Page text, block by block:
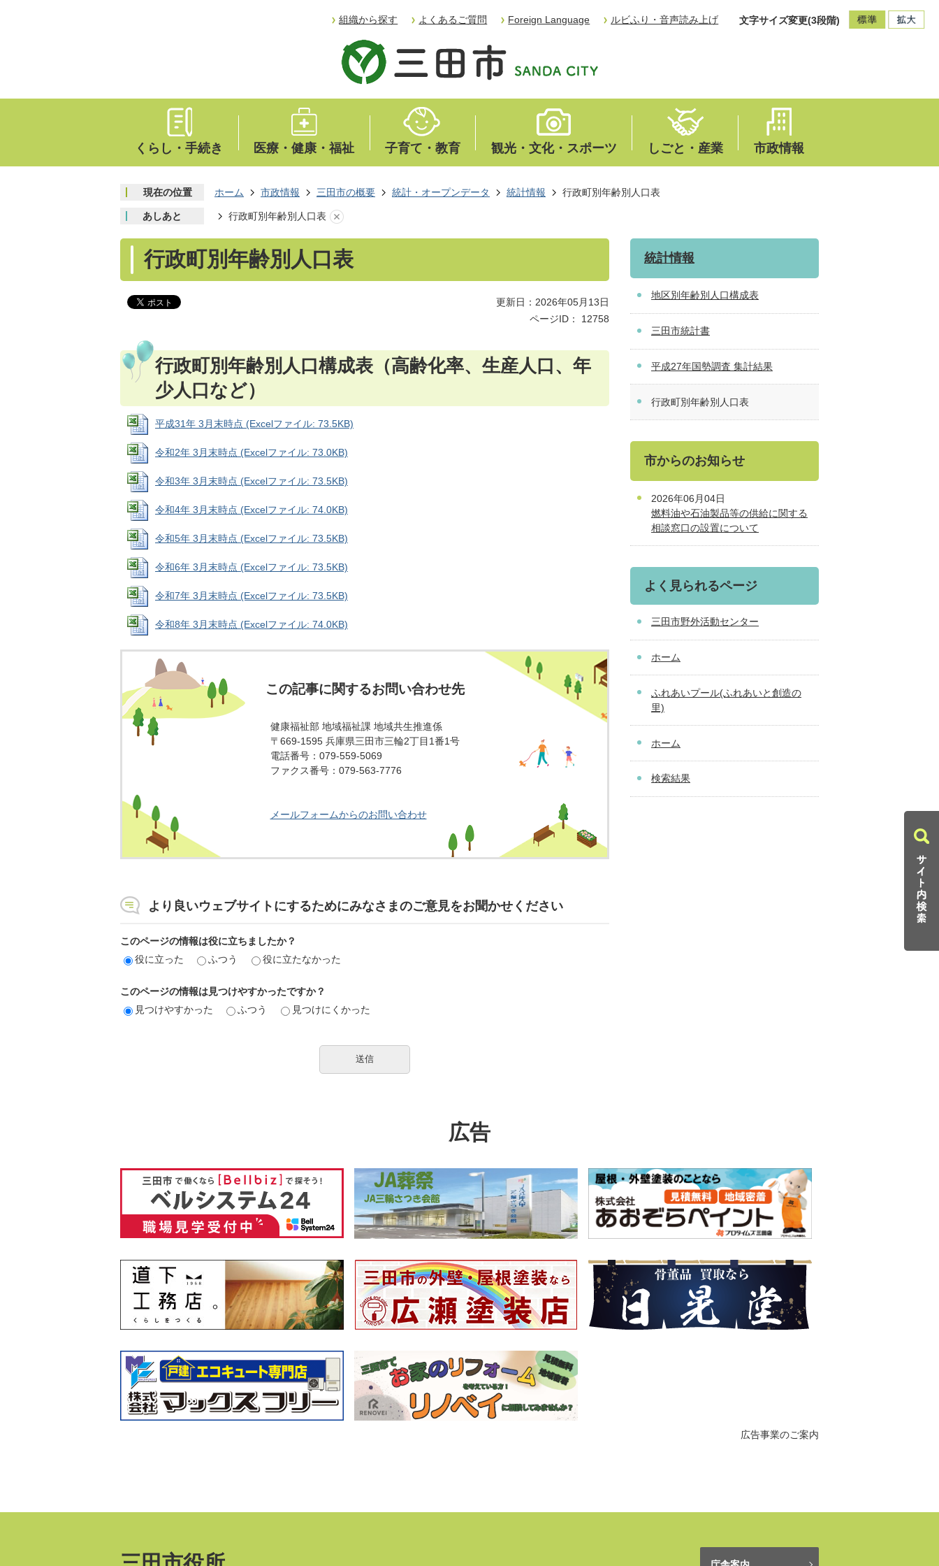
組織から探す よくあるご質問 Foreign Language ルビふり・音声読み上げ 文字サイズ変更(3段階)
くらし・手続き 医療・健康・福祉 子育て・教育 観光・文化・スポーツ しごと・産業 市政情報
現在の位置 ホーム 市政情報 三田市の概要 統計・オープンデータ 統計情報 行政町別年齢別人口表
あしあと 行政町別年齢別人口表
行政町別年齢別人口表
更新日：2026年05月13日
ページID：
12758
行政町別年齢別人口構成表（高齢化率、生産人口、年
少人口など）
平成31年 3月末時点 (Excelファイル: 73.5KB)
令和2年 3月末時点 (Excelファイル: 73.0KB)
令和3年 3月末時点 (Excelファイル: 73.5KB)
令和4年 3月末時点 (Excelファイル: 74.0KB)
令和5年 3月末時点 (Excelファイル: 73.5KB)
令和6年 3月末時点 (Excelファイル: 73.5KB)
令和7年 3月末時点 (Excelファイル: 73.5KB)
令和8年 3月末時点 (Excelファイル: 74.0KB)
この記事に関するお問い合わせ先
健康福祉部 地域福祉課 地域共生推進係
〒669-1595 兵庫県三田市三輪2丁目1番1号
電話番号：079-559-5069
ファクス番号：079-563-7776
メールフォームからのお問い合わせ
より良いウェブサイトにするためにみなさまのご意見をお聞かせください
このページの情報は役に立ちましたか？
役に立った
ふつう 役に立たなかった
このページの情報は見つけやすかったですか？
見つけやすかった
ふつう 見つけにくかった
統計情報
地区別年齢別人口構成表
三田市統計書
平成27年国勢調査 集計結果
行政町別年齢別人口表
市からのお知らせ
2026年06月04日
燃料油や石油製品等の供給に関する
相談窓口の設置について
よく見られるページ
三田市野外活動センター
ホーム
ふれあいプール(ふれあいと創造の
里)
ホーム
検索結果
広告
広告事業のご案内